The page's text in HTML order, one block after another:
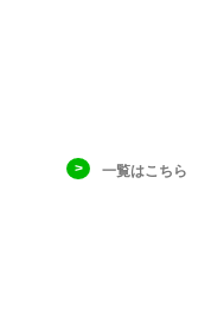
一覧はこちら